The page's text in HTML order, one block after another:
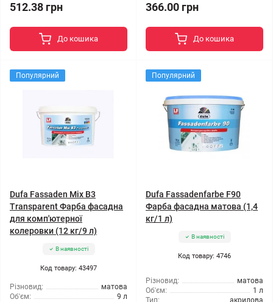
512.38 грн
До кошика
366.00 грн
До кошика
Популярний
Dufa Fassaden Mix В3
Transparent Фарба фасадна
для комп'ютерної
колеровки (12 кг/9 л)
В наявності
Код товару: 43497
Різновид:
матова
Об'єм:
9 л
Популярний
Dufa Fassadenfarbe F90
Фарба фасадна матова (1,4
кг/1 л)
В наявності
Код товару: 4746
Різновид:
матова
Об'єм:
1 л
Тип:
акрилова